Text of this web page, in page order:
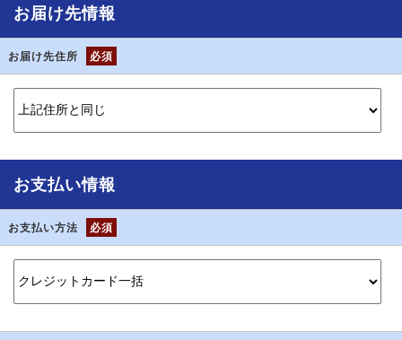
お届け先情報
お届け先住所 必須
お支払い情報
お支払い方法 必須